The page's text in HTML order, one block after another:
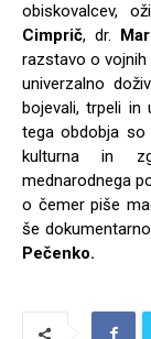
obiskovalcev,
Cimprič, dr.
razstavo o vojnih
univerzalno
bojevali, trpeli
tega obdobja so
kulturna in
mednarodnega
o čemer piše
še
Pečenko.